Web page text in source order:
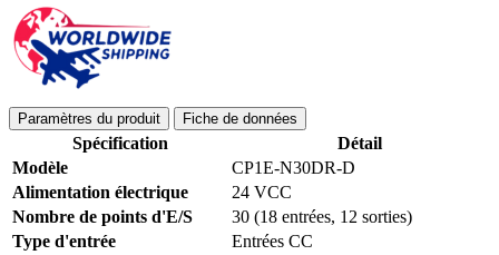
Paramètres du produit Fiche de données
Spécification
Détail
Modèle
CP1E-N30DR-D
Alimentation électrique
24 VCC
Nombre de points d'E/S
30 (18 entrées, 12 sorties)
Type d'entrée
Entrées CC